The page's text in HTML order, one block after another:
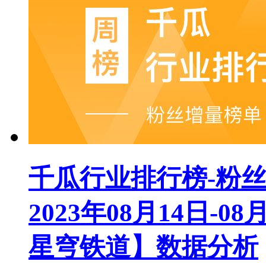
千瓜行业排行榜-粉
2023年08月14日-08
星穹铁道】数据分析